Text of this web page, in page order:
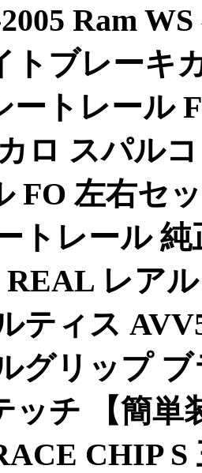
Ram
トブレーキ
ートレール
ロ スパル
FO 左右セ
トレール
レア
ティス
グリップ
ッチ 【簡
CHIP S